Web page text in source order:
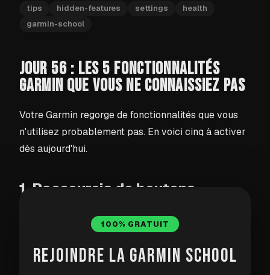
tips hidden-features settings
health
garmin-school
JOUR 56 : LES 5 FONCTIONNALITÉS
GARMIN QUE VOUS NE CONNAISSIEZ PAS
Votre Garmin regorge de fonctionnalités que vous
n'utilisez probablement pas. En voici cinq à activer
dès aujourd'hui.
1. Raccourcis de boutons
Vous pouvez attribuer presque n'importe quoi —
contrôles de musique, alarmes, modes de
concentration, applications spécifiques — à une
100% GRATUIT
REJOINDRE LA GARMIN SCHOOL